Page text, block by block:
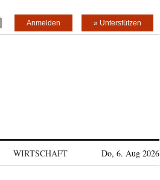
» Unterstützen
Anmelden
WIRTSCHAFT Do, 6. Aug 2026